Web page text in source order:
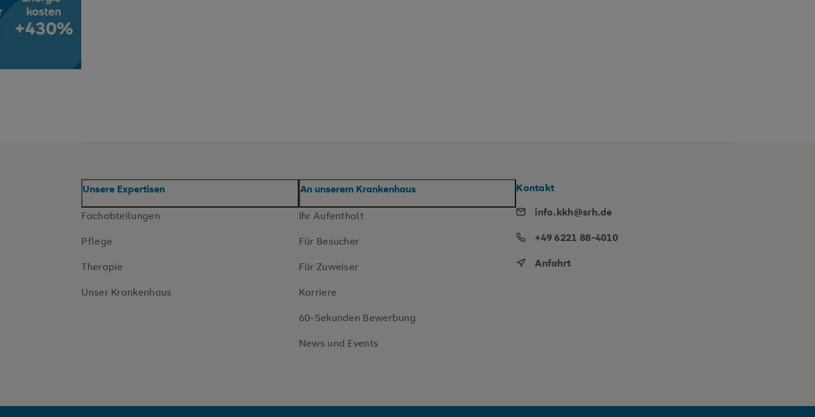
Unsere Expertisen
Fachabteilungen
Pflege
Therapie
Unser Krankenhaus
An unserem Krankenhaus
Ihr Aufenthalt
Für Besucher
Für Zuweiser
Karriere
60-Sekunden Bewerbung
News und Events
Kontakt
info.kkh@srh.de
+49 6221 88-4010
Anfahrt